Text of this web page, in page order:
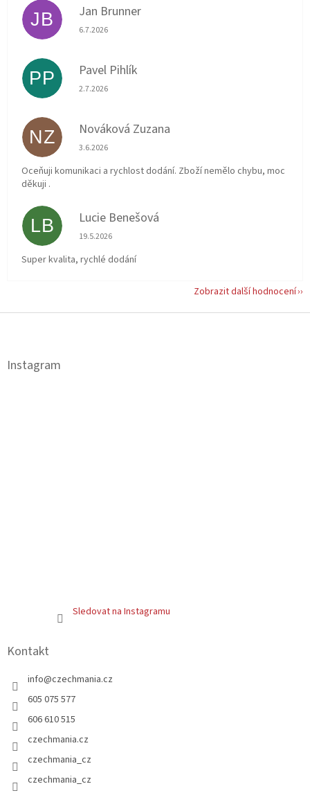
JB Jan Brunner
Hodnocení obchodu je 5 z 5 hvězdiček.
6.7.2026
PP Pavel Pihlík
Hodnocení obchodu je 5 z 5 hvězdiček.
2.7.2026
NZ Nováková Zuzana
Hodnocení obchodu je 5 z 5 hvězdiček.
3.6.2026
Oceňuji komunikaci a rychlost dodání. Zboží nemělo chybu, moc
děkuji .
LB Lucie Benešová
Hodnocení obchodu je 5 z 5 hvězdiček.
19.5.2026
Super kvalita, rychlé dodání
Zobrazit další hodnocení
Z
Instagram
Sledovat na Instagramu
Kontakt
info@czechmania.cz
605 075 577
606 610 515
czechmania.cz
czechmania_cz
czechmania_cz